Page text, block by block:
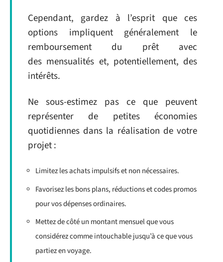
Cependant, gardez à l’esprit que ces
options impliquent généralement le
remboursement du prêt avec
des mensualités et, potentiellement, des
intérêts.
Ne sous-estimez pas ce que peuvent
représenter de petites économies
quotidiennes dans la réalisation de votre
projet :
Limitez les achats impulsifs et non nécessaires.
Favorisez les bons plans, réductions et codes promos
pour vos dépenses ordinaires.
Mettez de côté un montant mensuel que vous
considérez comme intouchable jusqu’à ce que vous
partiez en voyage.